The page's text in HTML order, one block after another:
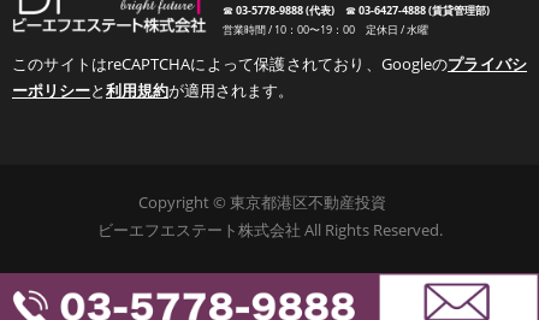
☎︎03-5778-9888 (代表)☎︎03-6427-4888 (賃貸管理部)
営業時間 / 10：00〜19：00 定休日 / 水曜
このサイトはreCAPTCHAによって保護されており、Googleのプライバシ
ーポリシーと利用規約が適用されます。
Copyright © 東京都港区不動産投資
ビーエフエステート株式会社 All Rights Reserved.